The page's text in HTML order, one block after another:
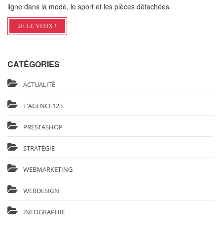
ligne dans la mode, le sport et les pièces détachées.
JE LE VEUX !
CATÉGORIES
ACTUALITÉ
L'AGENCE123
PRESTASHOP
STRATÉGIE
WEBMARKETING
WEBDESIGN
INFOGRAPHIE